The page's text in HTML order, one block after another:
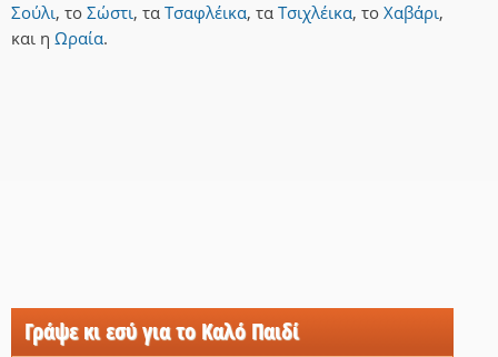
Σούλι, το Σώστι, τα Τσαφλέικα, τα Τσιχλέικα, το Χαβάρι,
και η Ωραία.
Γράψε κι εσύ για το Καλό Παιδί